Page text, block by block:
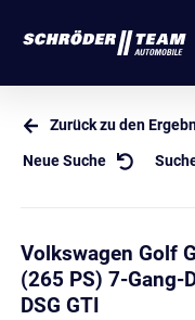
Zurück zu den
Neue Suche
Volkswagen Golf
(265 PS) 7-Gang-
DSG GTI